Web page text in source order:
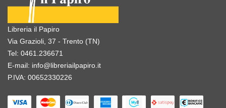
Libreria il Papiro
Via Grazioli, 37 - Trento (TN)
Tel: 0461.236671
E-mail: info@libreriailpapiro.it
P.IVA: 00652330226